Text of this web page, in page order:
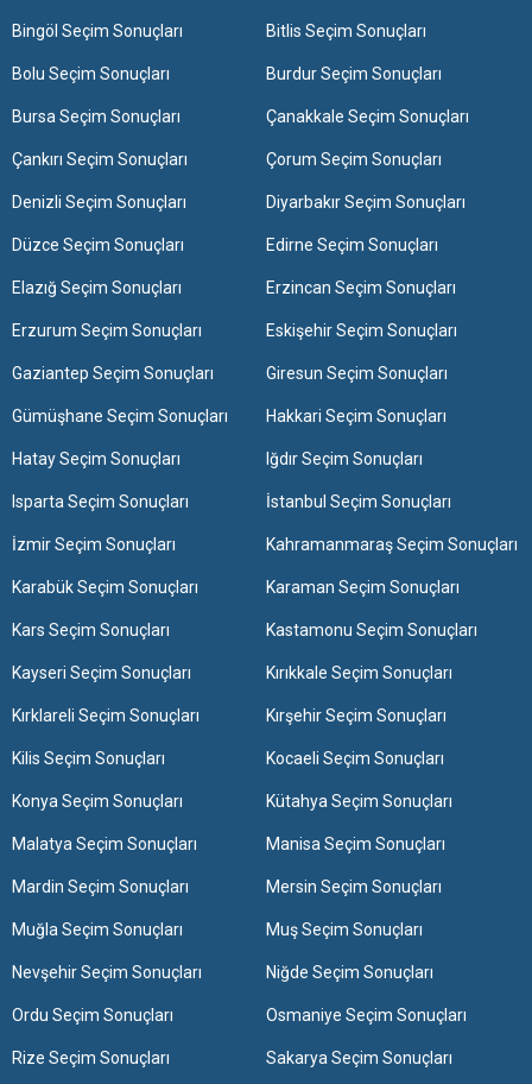
Bingöl Seçim Sonuçları Bitlis Seçim Sonuçları
Bolu Seçim Sonuçları Burdur Seçim Sonuçları
Bursa Seçim Sonuçları Çanakkale Seçim Sonuçları
Çankırı Seçim Sonuçları Çorum Seçim Sonuçları
Denizli Seçim Sonuçları Diyarbakır Seçim Sonuçları
Düzce Seçim Sonuçları Edirne Seçim Sonuçları
Elazığ Seçim Sonuçları Erzincan Seçim Sonuçları
Erzurum Seçim Sonuçları Eskişehir Seçim Sonuçları
Gaziantep Seçim Sonuçları Giresun Seçim Sonuçları
Gümüşhane Seçim Sonuçları Hakkari Seçim Sonuçları
Hatay Seçim Sonuçları Iğdır Seçim Sonuçları
Isparta Seçim Sonuçları İstanbul Seçim Sonuçları
İzmir Seçim Sonuçları Kahramanmaraş Seçim Sonuçları
Karabük Seçim Sonuçları Karaman Seçim Sonuçları
Kars Seçim Sonuçları Kastamonu Seçim Sonuçları
Kayseri Seçim Sonuçları Kırıkkale Seçim Sonuçları
Kırklareli Seçim Sonuçları Kırşehir Seçim Sonuçları
Kilis Seçim Sonuçları Kocaeli Seçim Sonuçları
Konya Seçim Sonuçları Kütahya Seçim Sonuçları
Malatya Seçim Sonuçları Manisa Seçim Sonuçları
Mardin Seçim Sonuçları Mersin Seçim Sonuçları
Muğla Seçim Sonuçları Muş Seçim Sonuçları
Nevşehir Seçim Sonuçları Niğde Seçim Sonuçları
Ordu Seçim Sonuçları Osmaniye Seçim Sonuçları
Rize Seçim Sonuçları Sakarya Seçim Sonuçları